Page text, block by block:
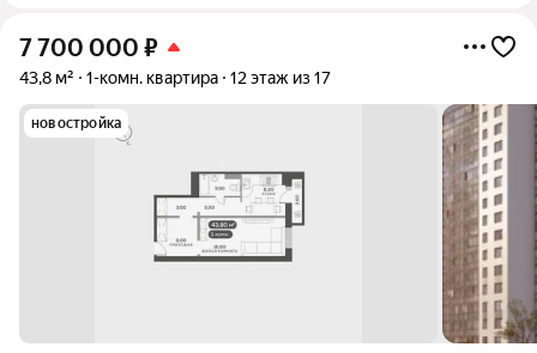
7 700 000 ₽
43,8 м² 1-комн. квартира 12 этаж из 17
новостройка